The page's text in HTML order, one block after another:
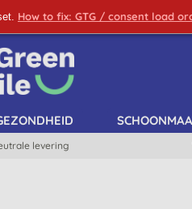
How to fix: GTG / consent load
levering